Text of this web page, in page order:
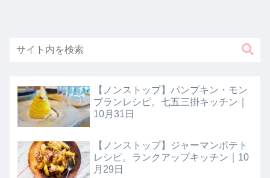
【ノンストップ】パンプキン・モン
ブランレシピ。七五三掛キッチン｜
10月31日
【ノンストップ】ジャーマンポテト
レシピ。ランクアップキッチン｜10
月29日